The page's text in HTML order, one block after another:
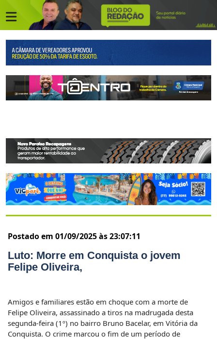
Postado em 01/09/2025 às 23:07:11
Luto: Morre em Conquista o jovem
Felipe Oliveira,
Amigos e familiares estão em choque com a morte de
Felipe Oliveira, assassinado a tiros na madrugada desta
segunda-feira (1º) no bairro Bruno Bacelar, em Vitória da
Conquista. O crime marcou o fim de um período de